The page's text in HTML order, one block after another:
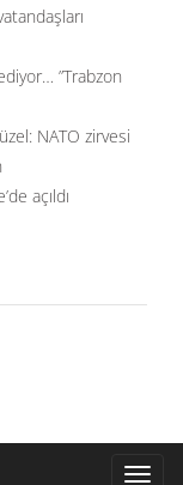
”Trabzon
NATO zirvesi
açıldı
Toggle